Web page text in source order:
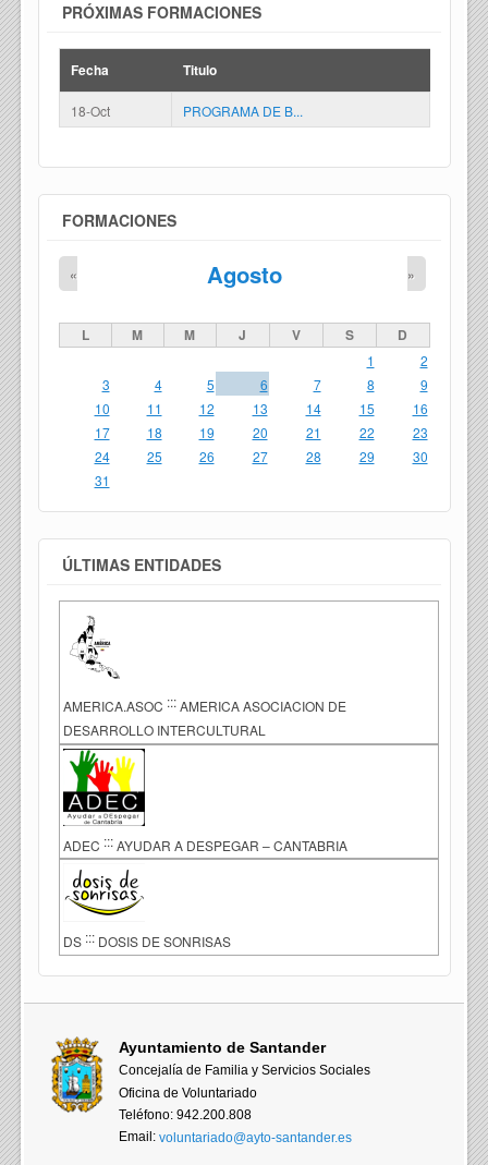
PRÓXIMAS FORMACIONES
Fecha Titulo
18-Oct PROGRAMA DE B...
FORMACIONES
Agosto
« »
L M M J V S D
1
2
3
4 5 6 7 8
9
10
11 12 13 14 15
16
17
18 19 20 21 22
23
24
25 26 27 28 29
30
31
ÚLTIMAS ENTIDADES
AMERICA.ASOC ::: AMERICA ASOCIACION DE
DESARROLLO INTERCULTURAL
ADEC ::: AYUDAR A DESPEGAR – CANTABRIA
DS ::: DOSIS DE SONRISAS
Ayuntamiento de Santander
Concejalía de Familia y Servicios Sociales
Oficina de Voluntariado
Teléfono: 942.200.808
Email:voluntariado@ayto-santander.es